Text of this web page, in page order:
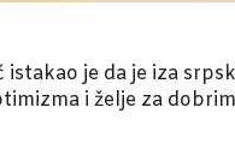
je da je iza
i želje za